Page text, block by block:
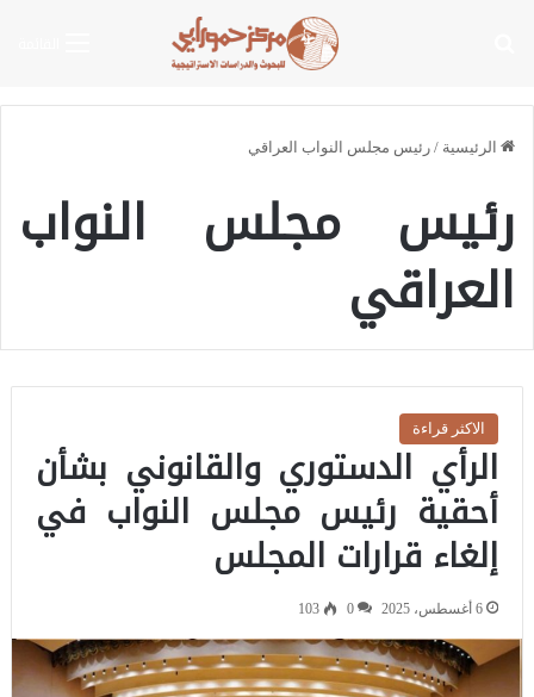
الرئيسية / رئيس مجلس النواب العراقي
رئيس مجلس النواب
العراقي
الاكثر قراءة
الرأي الدستوري والقانوني بشأن
أحقية رئيس مجلس النواب في
إلغاء قرارات المجلس
6 أغسطس، 2025 0
103